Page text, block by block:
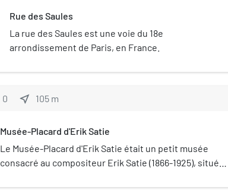
l’événement.
Rue des Saules
La rue des Saules est une voie du 18e
arrondissement de Paris, en France.
0 near_me 105 m
Musée-Placard d'Erik Satie
Le Musée-Placard d'Erik Satie était un petit musée
consacré au compositeur Erik Satie (1866-1925), situé